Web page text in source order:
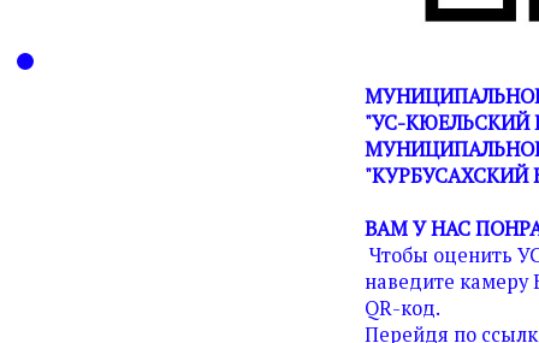
"УС-КЮЕЛЬСКИЙ
"КУРБУСАХСКИЙ
ВАМ У НАС
Чтобы оценить
наведите камеру
QR-код.
Перейдя по